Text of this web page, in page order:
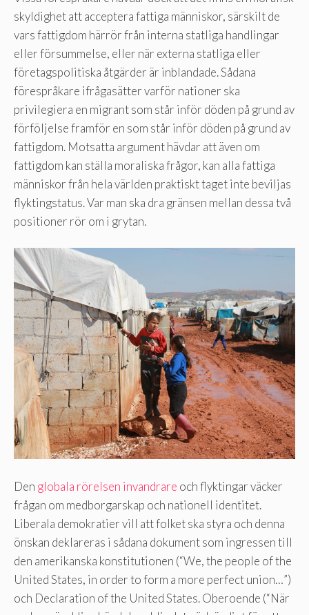
skyldighet att acceptera fattiga människor, särskilt de
vars fattigdom härrör från interna statliga handlingar
eller försummelse, eller när externa statliga eller
företagspolitiska åtgärder är inblandade. Sådana
förespråkare ifrågasätter varför nationer ska
privilegiera en migrant som står inför döden på grund av
förföljelse framför en som står inför döden på grund av
fattigdom. Motsatta argument hävdar att även om
fattigdom kan ställa moraliska frågor, kan alla fattiga
människor från hela världen praktiskt taget inte beviljas
flyktingstatus. Var man ska dra gränsen mellan dessa två
positioner rör om i grytan.
Den globala rörelsen invandrare och flyktingar väcker
frågan om medborgarskap och nationell identitet.
Liberala demokratier vill att folket ska styra och denna
önskan deklareras i sådana dokument som ingressen till
den amerikanska konstitutionen (“We, the people of the
United States, in order to form a more perfect union…”)
och Declaration of the United States. Oberoende (“När